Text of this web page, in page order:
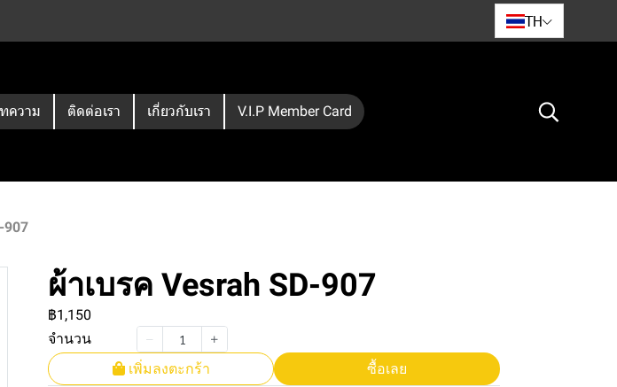
TH
ความ ติดต่อเรา เกี่ยวกับเรา V.I.P Member Card
907
ผ้าเบรค Vesrah SD-907
฿1,150
จำนวน
เพิ่มลงตะกร้า
ซื้อเลย